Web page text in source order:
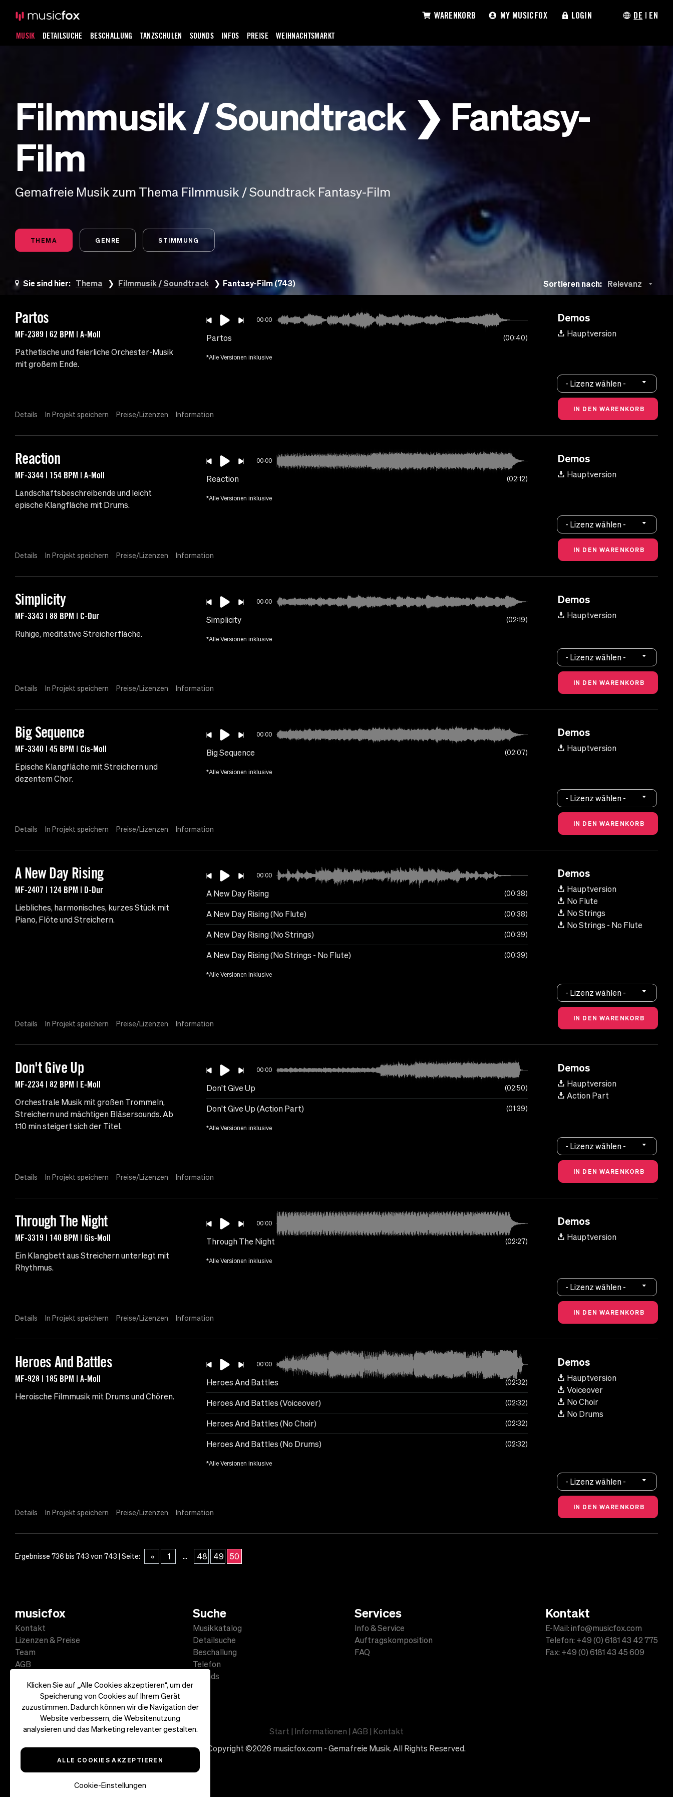
MUSIK DETAILSUCHE BESCHALLUNG TANZSCHULEN SOUNDS INFOS PREISE WEIHNACHTSMARKT
WARENKORB MY MUSICFOX LOGIN DE | EN
Klicken Sie auf „Alle Cookies akzeptieren“, um der
Speicherung von Cookies auf Ihrem Gerät
zuzustimmen. Dadurch können wir die Navigation der
Website verbessern, die Websitenutzung
analysieren und das Marketing relevanter gestalten.
ALLE COOKIES AKZEPTIEREN
Cookie-Einstellungen
Filmmusik / Soundtrack ❯ Fantasy-
Film
Gemafreie Musik zum Thema Filmmusik / Soundtrack Fantasy-Film
THEMA GENRE STIMMUNG
Sie sind hier: Thema Filmmusik / Soundtrack Fantasy-Film (743) Sortieren nach: Relevanz
Partos
MF-2389 | 62 BPM | A-Moll
Pathetische und feierliche Orchester-Musik
mit großem Ende.
00:00
Partos 00:40
*Alle Versionen inklusive
Demos
Hauptversion
Details In Projekt speichern Preise/Lizenzen Information
- Lizenz wählen -
Reaction
MF-3344 | 154 BPM | A-Moll
Landschaftsbeschreibende und leicht
epische Klangfläche mit Drums.
00:00
Reaction 02:12
*Alle Versionen inklusive
Demos
Hauptversion
Details In Projekt speichern Preise/Lizenzen Information
- Lizenz wählen -
Simplicity
MF-3343 | 88 BPM | C-Dur
Ruhige, meditative Streicherfläche.
00:00
Simplicity 02:19
*Alle Versionen inklusive
Demos
Hauptversion
Details In Projekt speichern Preise/Lizenzen Information
- Lizenz wählen -
Big Sequence
MF-3340 | 45 BPM | Cis-Moll
Epische Klangfläche mit Streichern und
dezentem Chor.
00:00
Big Sequence 02:07
*Alle Versionen inklusive
Demos
Hauptversion
Details In Projekt speichern Preise/Lizenzen Information
- Lizenz wählen -
A New Day Rising
MF-2407 | 124 BPM | D-Dur
Liebliches, harmonisches, kurzes Stück mit
Piano, Flöte und Streichern.
00:00
A New Day Rising 00:38
A New Day Rising (No Flute) 00:38
A New Day Rising (No Strings) 00:39
A New Day Rising (No Strings - No Flute) 00:39
*Alle Versionen inklusive
Demos
Hauptversion
No Flute
No Strings
No Strings - No Flute
Details In Projekt speichern Preise/Lizenzen Information
- Lizenz wählen -
Don't Give Up
MF-2234 | 82 BPM | E-Moll
Orchestrale Musik mit großen Trommeln,
Streichern und mächtigen Bläsersounds. Ab
1:10 min steigert sich der Titel.
00:00
Don't Give Up 02:50
Don't Give Up (Action Part) 01:39
*Alle Versionen inklusive
Demos
Hauptversion
Action Part
Details In Projekt speichern Preise/Lizenzen Information
- Lizenz wählen -
Through The Night
MF-3319 | 140 BPM | Gis-Moll
Ein Klangbett aus Streichern unterlegt mit
Rhythmus.
00:00
Through The Night 02:27
*Alle Versionen inklusive
Demos
Hauptversion
Details In Projekt speichern Preise/Lizenzen Information
- Lizenz wählen -
Heroes And Battles
MF-928 | 185 BPM | A-Moll
Heroische Filmmusik mit Drums und Chören.
00:00
Heroes And Battles 02:32
Heroes And Battles (Voiceover) 02:32
Heroes And Battles (No Choir) 02:32
Heroes And Battles (No Drums) 02:32
*Alle Versionen inklusive
Demos
Hauptversion
Voiceover
No Choir
No Drums
Details In Projekt speichern Preise/Lizenzen Information
- Lizenz wählen -
Ergebnisse 736 bis 743 von 743 | Seite: « 1 ... 48 49 50
musicfox
Kontakt
Lizenzen & Preise
Team
AGB
Impressum
Suche
Musikkatalog
Detailsuche
Beschallung
Telefon
Sounds
Services
Info & Service
Auftragskomposition
FAQ
Kontakt
E-Mail: info@musicfox.com
Telefon: +49 (0) 6181 43 42 775
Fax: +49 (0) 6181 43 45 609
Start | Informationen | AGB | Kontakt
Copyright ©2026 musicfox.com - Gemafreie Musik. All Rights Reserved.